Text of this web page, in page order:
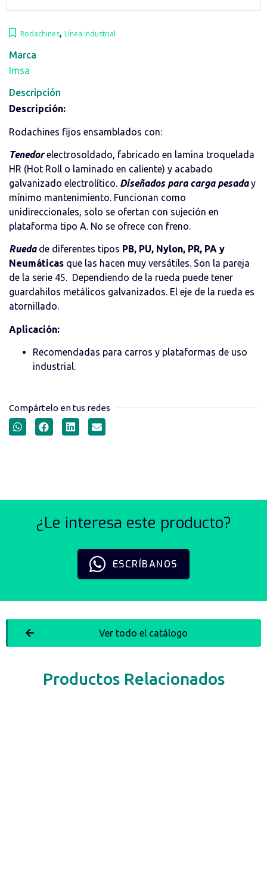
Rodachines, Línea industrial
Marca
Imsa
Descripción
Descripción:
Rodachines fijos ensamblados con:
Tenedorelectrosoldado, fabricado en lamina troquelada
HR (Hot Roll o laminado en caliente) y acabado
galvanizado electrolítico. Diseñados para carga pesaday
mínimo mantenimiento. Funcionan como
unidireccionales, solo se ofertan con sujeción en
plataforma tipo A. No se ofrece con freno.
Rueda de diferentes tipos PB, PU, Nylon, PR, PA y
Neumáticas que las hacen muy versátiles. Son la pareja
de la serie 45. Dependiendo de la rueda puede tener
guardahilos metálicos galvanizados. El eje de la rueda es
atornillado.
Aplicación:
Recomendadas para carros y plataformas de uso
industrial.
Compártelo en tus redes
¿Le interesa este producto?
ESCRÍBANOS
Productos Relacionados
Ver todo el catálogo